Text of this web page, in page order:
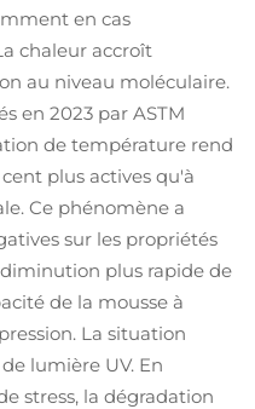
en cas
chaleur accroît
au niveau moléculaire.
en 2023 par ASTM
de température rend
plus actives qu'à
Ce phénomène a
sur les propriétés
plus rapide de
de la mousse à
La situation
lumière UV. En
stress, la dégradation